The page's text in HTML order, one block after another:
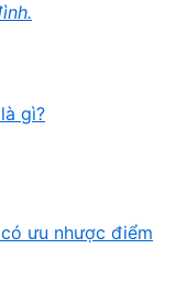
gì?
ưu nhược điểm